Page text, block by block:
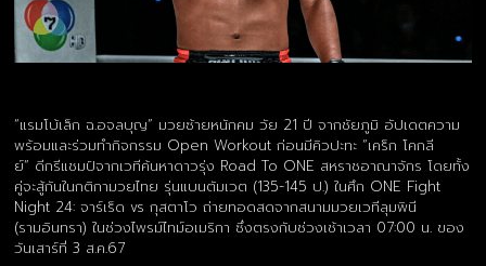
“แรมโบ้เล็ก ฉ.อจลบุญ” มวยซ้ายหนักคม วัย 21 ปี จากชัยภูมิ อัปเดตความ
พร้อมและร่วมทำกิจกรรม Open Workout ก่อนมีคิวปะทะ “เคร็ก โคกลี
ย์” ดีกรีแชมป์จากเวทีค้นหาดาวรุ่ง Road To ONE สหราชอาณาจักร โดยทั้ง
คู่จะสู้กันในกติกามวยไทย รุ่นแบนตัมเวต (135-145 ป.) ในศึก ONE Fight
Night 24: จาร์เร็ด vs กุสตาโว ถ่ายทอดสดจากสนามมวยเวทีลุมพินี
(รามอินทรา) ในช่วงไพรม์ไทม์อเมริกา ซึ่งตรงกับช่วงเช้าเวลา 07:00 น. ของ
วันเสาร์ที่ 3 ส.ค.67